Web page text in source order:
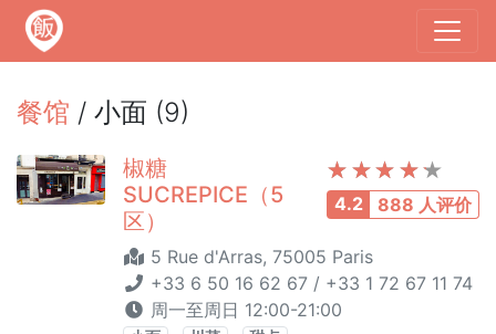
餐馆 / 小面 (9)
4.2 888 人评价
椒糖
SUCREPICE（5
区）
5 Rue d'Arras, 75005 Paris
+33 6 50 16 62 67 / +33 1 72 67 11 74
周一至周日 12:00-21:00